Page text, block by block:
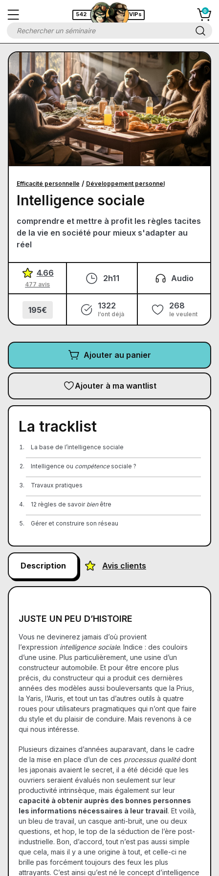
542 VIPs
Efficacité personnelle / Développement personnel
Intelligence sociale
comprendre et mettre à profit les règles tacites
de la vie en société pour mieux s'adapter au
réel
4.66
477 avis
195€
2h11
1322
l’ont déjà
Audio
268
le veulent
Ajouter au panier
Ajouter à ma wantlist
La tracklist
La base de l’intelligence sociale
Intelligence ou compétencesociale ?
Travaux pratiques
12 règles de savoir bienêtre
Gérer et construire son réseau
Description Avis clients
JUSTE UN PEU D’HISTOIRE
Vous ne devinerez jamais d’où provient
l’expression intelligence sociale. Indice : des couloirs
d’une usine. Plus particulièrement, une usine d’un
constructeur automobile. Et pour être encore plus
précis, du constructeur qui a produit ces dernières
années des modèles aussi bouleversants que la Prius,
la Yaris, l’Auris, et tout un tas d’autres outils à quatre
roues pour utilisateurs pragmatiques qui n’ont que faire
du style et du plaisir de conduire. Mais revenons à ce
qui nous intéresse.
Plusieurs dizaines d’années auparavant, dans le cadre
de la mise en place d’un de ces processus qualitédont
les japonais avaient le secret, il a été décidé que les
ouvriers seraient évalués non seulement sur leur
productivité intrinsèque, mais également sur leur
capacité à obtenir auprès des bonnes personnes
les informations nécessaires à leur travail. Et voilà,
un bleu de travail, un casque anti-bruit, une ou deux
questions, et hop, le top de la séduction de l’ère post-
industrielle. Bon, d’accord, tout n’est pas aussi simple
que cela, mais il y a une origine à tout, et celle-ci ne
brille pas forcément toujours des feux les plus
attrayants. C’est ainsi qu’est né le concept d’intelligence